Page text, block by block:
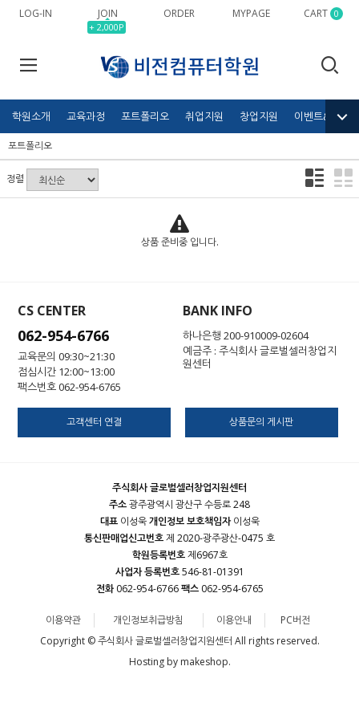
LOG-IN JOIN
+ 2,000P
ORDER MYPAGE CART 0
학원소개 교육과정 포트폴리오 취업지원 창업지원 이벤트&공모전
포트폴리오
정렬
상품 준비중 입니다.
CS CENTER
062-954-6766
교육문의 09:30~21:30
점심시간 12:00~13:00
팩스번호 062-954-6765
BANK INFO
하나은행 200-910009-02604
예금주 : 주식회사 글로벌셀러창업지
원센터
고객센터 연결 상품문의 게시판
주식회사 글로벌셀러창업지원센터
주소광주광역시 광산구 수등로 248
대표이성욱개인정보 보호책임자이성욱
통신판매업신고번호제 2020-광주광산-0475 호
학원등록번호제6967호
사업자 등록번호546-81-01391
전화062-954-6766팩스062-954-6765
이용약관 개인정보취급방침 이용안내
PC버전
Copyright © 주식회사 글로벌셀러창업지원센터 All rights reserved.
Hosting by makeshop.